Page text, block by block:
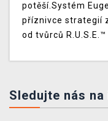
potěší.Systém
příznivce strategií
od tvůrců R.U.S.E.™
Sledujte nás